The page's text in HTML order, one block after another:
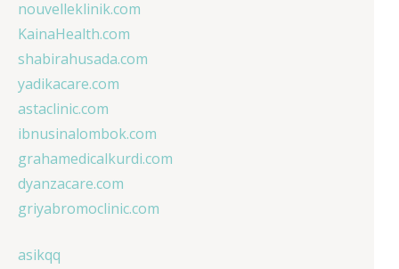
nouvelleklinik.com
KainaHealth.com
shabirahusada.com
yadikacare.com
astaclinic.com
ibnusinalombok.com
grahamedicalkurdi.com
dyanzacare.com
griyabromoclinic.com
asikqq